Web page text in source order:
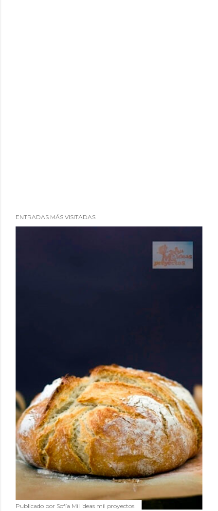
ENTRADAS MÁS VISITADAS
Publicado por Sofía Mil ideas mil proyectos